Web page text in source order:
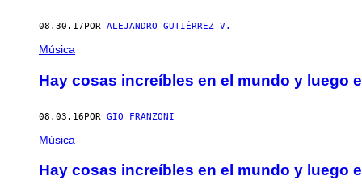
08.30.17 POR ALEJANDRO GUTIÉRREZ V.
Música
Hay cosas increíbles en el mundo y luego
08.03.16POR GIO FRANZONI
Música
Hay cosas increíbles en el mundo y luego